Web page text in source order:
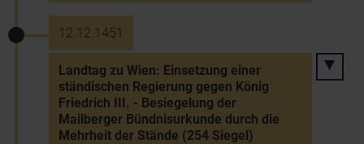
12.12.1451
Landtag zu Wien: Einsetzung einer
ständischen Regierung gegen König
Friedrich III. - Besiegelung der
Mailberger Bündnisurkunde durch die
Mehrheit der Stände (254 Siegel)